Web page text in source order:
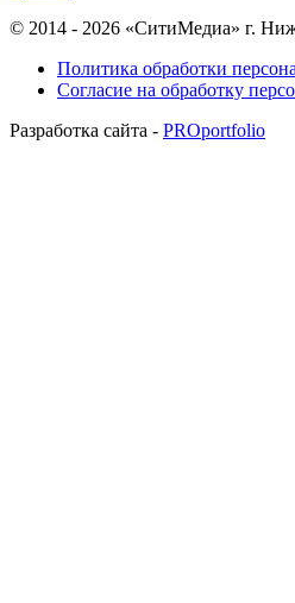
© 2014 - 2026 «СитиМедиа» г.
Политика обработки
Согласие на обработку
Разработка сайта - PROportfolio